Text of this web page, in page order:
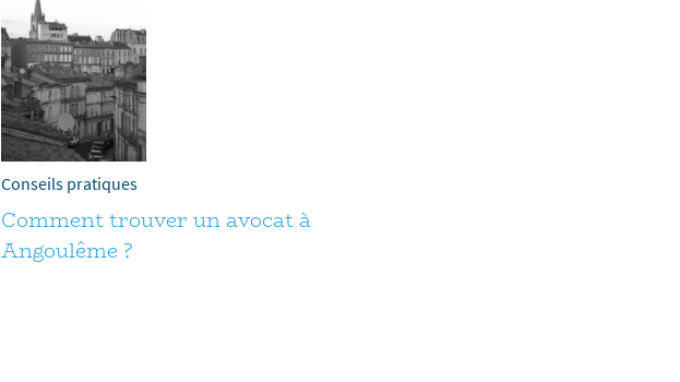
Conseils pratiques
Comment trouver un avocat à
Angoulême ?